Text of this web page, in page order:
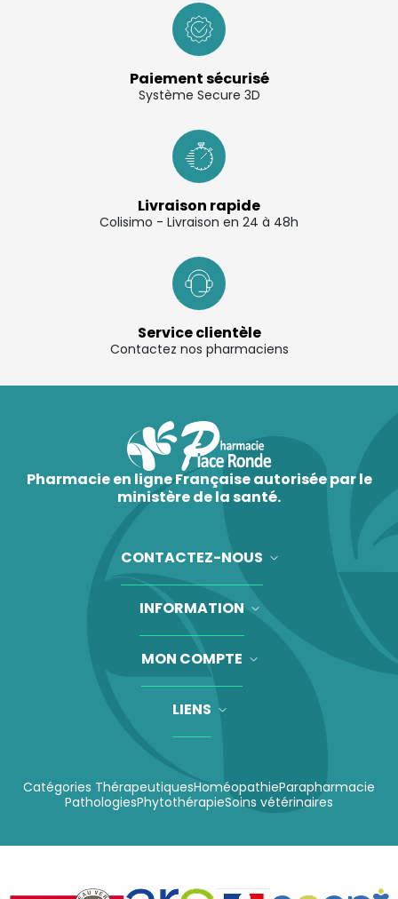
dernière peut évoluer en vésicules (cloques) qui
contiennent du liquide. Ces cloques peuvent rompre
sous l’effet du grattage et suinter pour enfin laisser
place à des croûtes.
Quels sont les facteurs qui favorisent les
Afin de ne pas favoriser cette réaction
laver la peau de manière excessive. Certaines
expositions à des produits irritants, ou à des
environnements pollués peuvent également
favoriser ces irritations.
de se gratter, le frottement d’un vêtement, d’un drap,
peuvent également être responsable de l’apparition
de ces désagréments cutanés.
Paiement sécurisé
Système Secure 3D
Livraison rapide
Colisimo - Livraison en 24 à 48h
Service clientèle
Contactez nos pharmaciens
Pharmacie en ligne Française autorisée par le
ministère de la santé.
CONTACTEZ-NOUS
INFORMATION
MON COMPTE
LIENS
Catégories ThérapeutiquesHoméopathieParapharmacie
PathologiesPhytothérapieSoins vétérinaires